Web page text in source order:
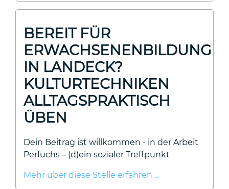
BEREIT FÜR
ERWACHSENENBILDUNG
IN LANDECK?
KULTURTECHNIKEN
ALLTAGSPRAKTISCH
ÜBEN
Dein Beitrag ist willkommen - in der Arbeit
Perfuchs – (d)ein sozialer Treffpunkt
Mehr über diese Stelle erfahren ...